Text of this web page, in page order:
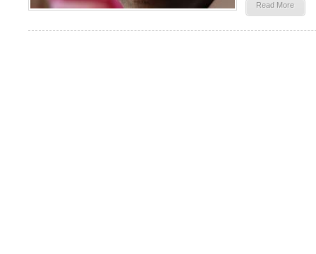
Read More